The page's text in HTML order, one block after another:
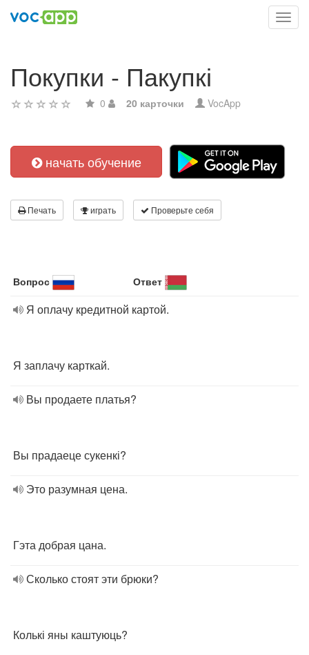
Покупки - Пакупкі
0 20 карточки VocApp
начать обучение
Печать играть Проверьте себя
Вопрос Ответ
Я оплачу кредитной картой.
Я заплачу карткай.
Вы продаете платья?
Вы прадаеце сукенкі?
Это разумная цена.
Гэта добрая цана.
Сколько стоят эти брюки?
Колькі яны каштуюць?